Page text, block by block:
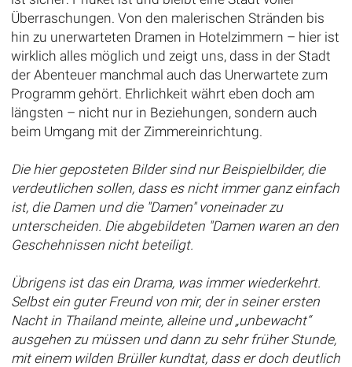
Überraschungen. Von den malerischen Stränden bis
hin zu unerwarteten Dramen in Hotelzimmern – hier ist
wirklich alles möglich und zeigt uns, dass in der Stadt
der Abenteuer manchmal auch das Unerwartete zum
Programm gehört. Ehrlichkeit währt eben doch am
längsten – nicht nur in Beziehungen, sondern auch
beim Umgang mit der Zimmereinrichtung.
Die hier geposteten Bilder sind nur Beispielbilder, die
verdeutlichen sollen, dass es nicht immer ganz einfach
ist, die Damen und die "Damen" voneinader zu
unterscheiden. Die abgebildeten "Damen waren an den
Geschehnissen nicht beteiligt.
Übrigens ist das ein Drama, was immer wiederkehrt.
Selbst ein guter Freund von mir, der in seiner ersten
Nacht in Thailand meinte, alleine und „unbewacht“
ausgehen zu müssen und dann zu sehr früher Stunde,
mit einem wilden Brüller kundtat, dass er doch deutlich